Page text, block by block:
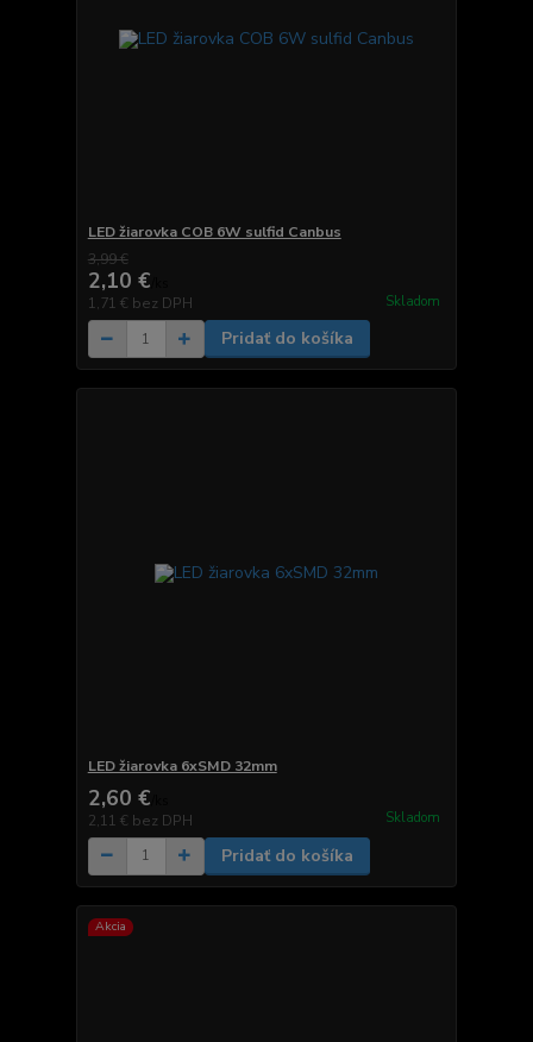
LED žiarovka COB 6W sulfid Canbus
3,99 €
2,10 €
1,71 € bez DPH Skladom
Pridať do košíka
LED žiarovka 6xSMD 32mm
2,60 €
2,11 € bez DPH Skladom
Pridať do košíka
Akcia